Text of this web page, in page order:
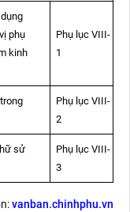
phụ
kinh
Phụ lục VIII-
1
Phụ lục VIII-
2
sử
Phụ lục VIII-
3
vanban.chinhphu.vn